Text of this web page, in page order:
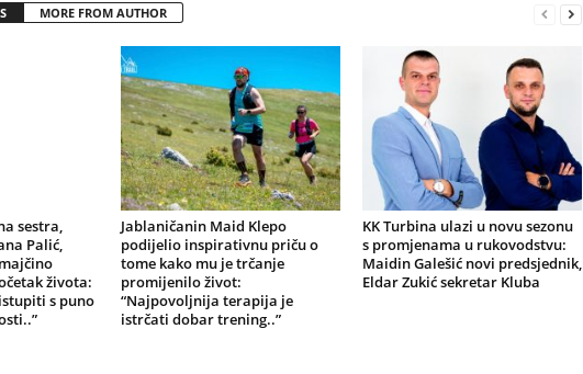
MORE FROM AUTHOR
sestra,
Palić,
života:
s puno
Jablaničanin Maid Klepo
podijelio inspirativnu priču o
tome kako mu je trčanje
promijenilo život:
“Najpovoljnija terapija je
istrčati dobar trening..”
KK Turbina ulazi u novu sezonu
s promjenama u rukovodstvu:
Maidin Galešić novi predsjednik,
Eldar Zukić sekretar Kluba